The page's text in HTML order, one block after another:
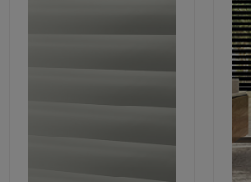
in ruimtes waar je een rustige,
Welke eigenschappen
raamdecoratie hebben?
Onze groene raamdecoratie is
verschillende praktische